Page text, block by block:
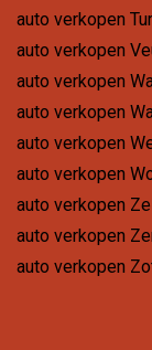
auto verkopen
auto verkopen
auto verkopen
auto verkopen
auto verkopen
auto verkopen
auto verkopen
auto verkopen
auto verkopen